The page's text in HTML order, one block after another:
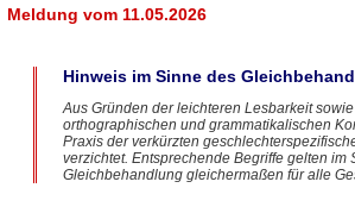
Meldung vom 11.05.2026
Hinweis im Sinne des
Aus Gründen der leichteren Lesbarkeit
orthographischen und grammatikalischen
Praxis der verkürzten
verzichtet. Entsprechende Begriffe gelten im
Gleichbehandlung gleichermaßen für alle